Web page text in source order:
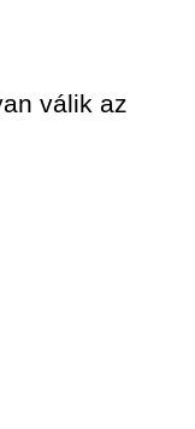
válik az